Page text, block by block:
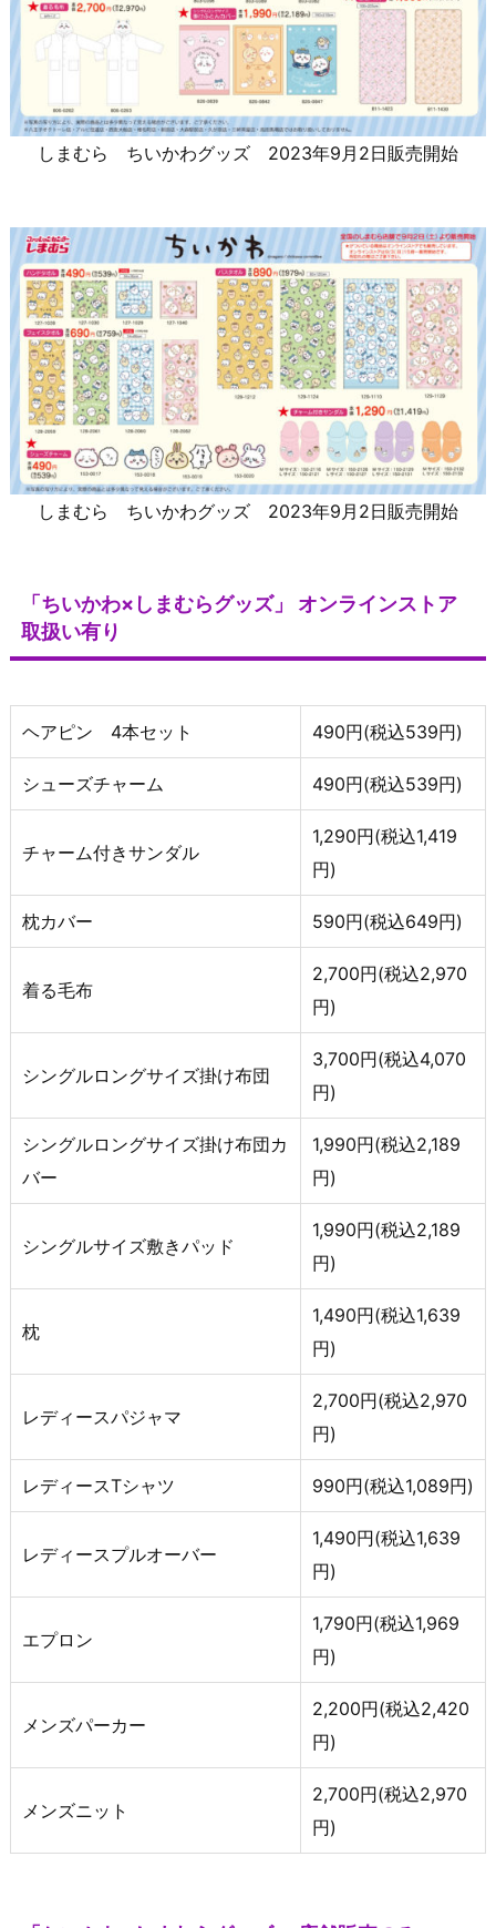
しまむら ちいかわグッズ 2023年9月2日販売開始
しまむら ちいかわグッズ 2023年9月2日販売開始
「ちいかわ×しまむらグッズ」 オンラインストア
取扱い有り
ヘアピン 4本セット 490円(税込539円)
シューズチャーム 490円(税込539円)
チャーム付きサンダル
1,290円(税込1,419
円)
枕カバー 590円(税込649円)
着る毛布
2,700円(税込2,970
円)
シングルロングサイズ掛け布団
3,700円(税込4,070
円)
シングルロングサイズ掛け布団カ
バー
1,990円(税込2,189
円)
シングルサイズ敷きパッド
1,990円(税込2,189
円)
枕
1,490円(税込1,639
円)
レディースパジャマ
2,700円(税込2,970
円)
レディースTシャツ 990円(税込1,089円)
レディースプルオーバー
1,490円(税込1,639
円)
エプロン
1,790円(税込1,969
円)
メンズパーカー
2,200円(税込2,420
円)
メンズニット
2,700円(税込2,970
円)